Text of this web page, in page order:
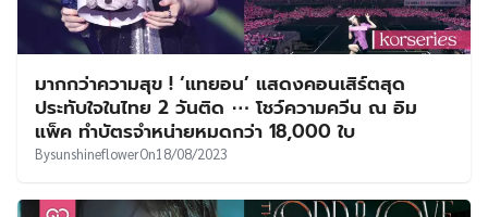
มากกว่าความสุข ! ‘แทยอน’ แสดงคอนเสิร์ตสุด
ประทับใจในไทย 2 วันติด ⋯ โชว์ความควีน ณ อิม
แพ็ค ทำบัตรจำหน่ายหมดกว่า 18,000 ใบ
BysunshineflowerOn18/08/2023